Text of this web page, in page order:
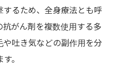
するため、全身療法とも呼
がん剤を複数使用する多
吐き気などの副作用を分
。